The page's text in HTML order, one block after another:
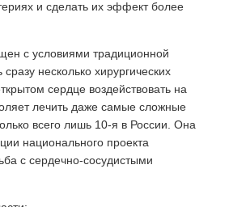
и сделать их эффект более
с условиями традиционной
несколько хирургических
сердце воздействовать на
лечить даже самые сложные
всего лишь 10-я в России. Она
национального проекта
с сердечно-сосудистыми